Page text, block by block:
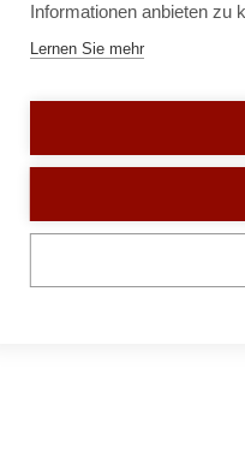
Informationen anbieten zu
Lernen Sie mehr